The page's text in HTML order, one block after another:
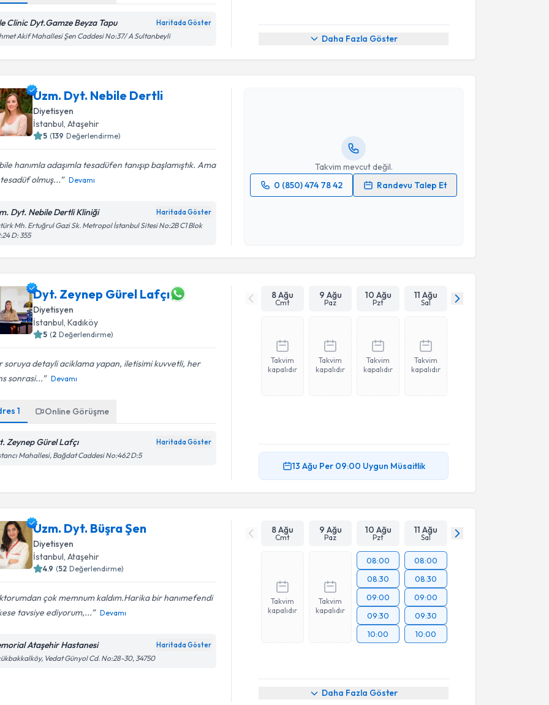
Clinic Dyt.Gamze Beyza Tapu Haritada Göster
Akif Mahallesi Şen Caddesi No:37/ A Sultanbeyli Daha Fazla Göster
Uzm. Dyt. Nebile Dertli
Diyetisyen
İstanbul, Ataşehir
5 (139 Değerlendirme)
hanımla adaşımla tesadüfen tanışıp başlamıştık. Ama
olmuş...
Devamı
Dyt. Nebile Dertli Kliniği Haritada Göster
Mh. Ertuğrul Gazi Sk. Metropol İstanbul Sitesi No:2B C1 Blok
D: 355
Takvim mevcut değil.
0 (850) 474 78 42
Randevu Talep Et
Dyt. Zeynep Gürel Lafçı
Diyetisyen
İstanbul, Kadıköy
5 (2 Değerlendirme)
soruya detayli aciklama yapan, iletisimi kuvvetli, her
sonrasi...
Devamı
1 Online Görüşme
Zeynep Gürel Lafçı Haritada Göster
Mahallesi, Bağdat Caddesi No:462 D:5
8 Ağu
Cmt
9 Ağu
Paz
10 Ağu
Pzt
11 Ağu
Sal
Takvim
kapalıdır
Takvim
kapalıdır
Takvim
kapalıdır
Takvim
kapalıdır
13 Ağu Per 09:00 Uygun Müsaitlik
Uzm. Dyt. Büşra Şen
Diyetisyen
İstanbul, Ataşehir
4.9 (52 Değerlendirme)
çok memnum kaldım.Harika bir hanımefendi
tavsiye ediyorum,...
Devamı
Ataşehir Hastanesi Haritada Göster
Vedat Günyol Cd. No:28-30, 34750
8 Ağu
Cmt
9 Ağu
Paz
10 Ağu
Pzt
11 Ağu
Sal
Takvim
kapalıdır
Takvim
kapalıdır
08:00
08:30
09:00
09:30
10:00
08:00
08:30
09:00
09:30
10:00
Daha Fazla Göster
Randevu Takvimi Talebi